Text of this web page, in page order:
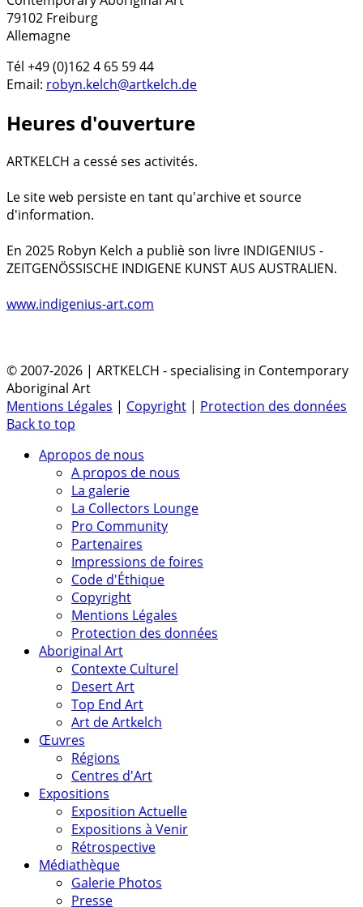
79102 Freiburg
Allemagne
Tél +49 (0)162 4 65 59 44
Email: robyn.kelch@artkelch.de
Heures d'ouverture
ARTKELCH a cessé ses activités.
Le site web persiste en tant qu'archive et source
d'information.
En 2025 Robyn Kelch a publiè son livre INDIGENIUS -
ZEITGENÖSSISCHE INDIGENE KUNST AUS AUSTRALIEN.
www.indigenius-art.com
© 2007-2026 | ARTKELCH - specialising in Contemporary
Aboriginal Art
Mentions Légales | Copyright | Protection des données
Back to top
Apropos de nous
A propos de nous
La galerie
La Collectors Lounge
Pro Community
Partenaires
Impressions de foires
Code d'Éthique
Copyright
Mentions Légales
Protection des données
Aboriginal Art
Contexte Culturel
Desert Art
Top End Art
Art de Artkelch
Œuvres
Régions
Centres d'Art
Expositions
Exposition Actuelle
Expositions à Venir
Rétrospective
Médiathèque
Galerie Photos
Presse